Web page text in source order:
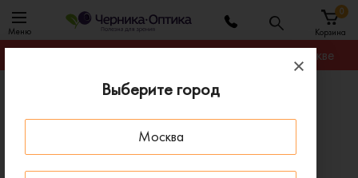
Выберите город
Москва
Меню Корзина
0
Гарантируем лучшую цену на любую оправу в Москве
Бренды Очки Furla